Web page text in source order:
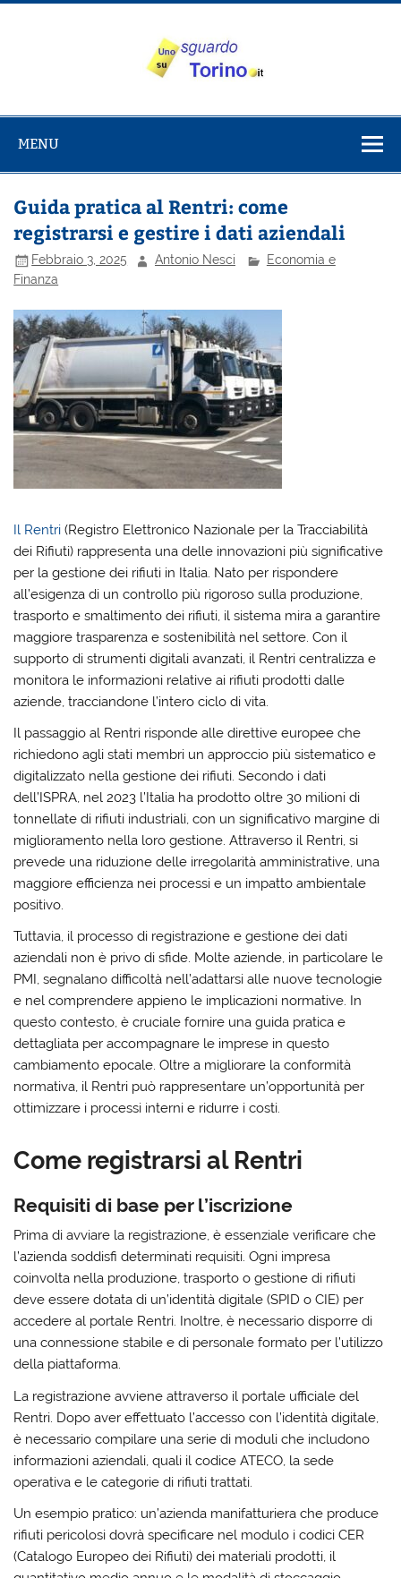
Salta
su Torino
MENU
Guida pratica al Rentri: come
registrarsi e gestire i dati aziendali
Febbraio 3, 2025 Antonio Nesci
Economia e
Finanza
Il Rentri (Registro Elettronico Nazionale per la Tracciabilità
dei Rifiuti) rappresenta una delle innovazioni più significative
per la gestione dei rifiuti in Italia. Nato per rispondere
all’esigenza di un controllo più rigoroso sulla produzione,
trasporto e smaltimento dei rifiuti, il sistema mira a garantire
maggiore trasparenza e sostenibilità nel settore. Con il
supporto di strumenti digitali avanzati, il Rentri centralizza e
monitora le informazioni relative ai rifiuti prodotti dalle
aziende, tracciandone l’intero ciclo di vita.
Il passaggio al Rentri risponde alle direttive europee che
richiedono agli stati membri un approccio più sistematico e
digitalizzato nella gestione dei rifiuti. Secondo i dati
dell’ISPRA, nel 2023 l’Italia ha prodotto oltre 30 milioni di
tonnellate di rifiuti industriali, con un significativo margine di
miglioramento nella loro gestione. Attraverso il Rentri, si
prevede una riduzione delle irregolarità amministrative, una
maggiore efficienza nei processi e un impatto ambientale
positivo.
Tuttavia, il processo di registrazione e gestione dei dati
aziendali non è privo di sfide. Molte aziende, in particolare le
PMI, segnalano difficoltà nell’adattarsi alle nuove tecnologie
e nel comprendere appieno le implicazioni normative. In
questo contesto, è cruciale fornire una guida pratica e
dettagliata per accompagnare le imprese in questo
cambiamento epocale. Oltre a migliorare la conformità
normativa, il Rentri può rappresentare un’opportunità per
ottimizzare i processi interni e ridurre i costi.
Come registrarsi al Rentri
Requisiti di base per l’iscrizione
Prima di avviare la registrazione, è essenziale verificare che
l’azienda soddisfi determinati requisiti. Ogni impresa
coinvolta nella produzione, trasporto o gestione di rifiuti
deve essere dotata di un’identità digitale (SPID o CIE) per
accedere al portale Rentri. Inoltre, è necessario disporre di
una connessione stabile e di personale formato per l’utilizzo
della piattaforma.
La registrazione avviene attraverso il portale ufficiale del
Rentri. Dopo aver effettuato l’accesso con l’identità digitale,
è necessario compilare una serie di moduli che includono
informazioni aziendali, quali il codice ATECO, la sede
operativa e le categorie di rifiuti trattati.
Un esempio pratico: un’azienda manifatturiera che produce
rifiuti pericolosi dovrà specificare nel modulo i codici CER
(Catalogo Europeo dei Rifiuti) dei materiali prodotti, il